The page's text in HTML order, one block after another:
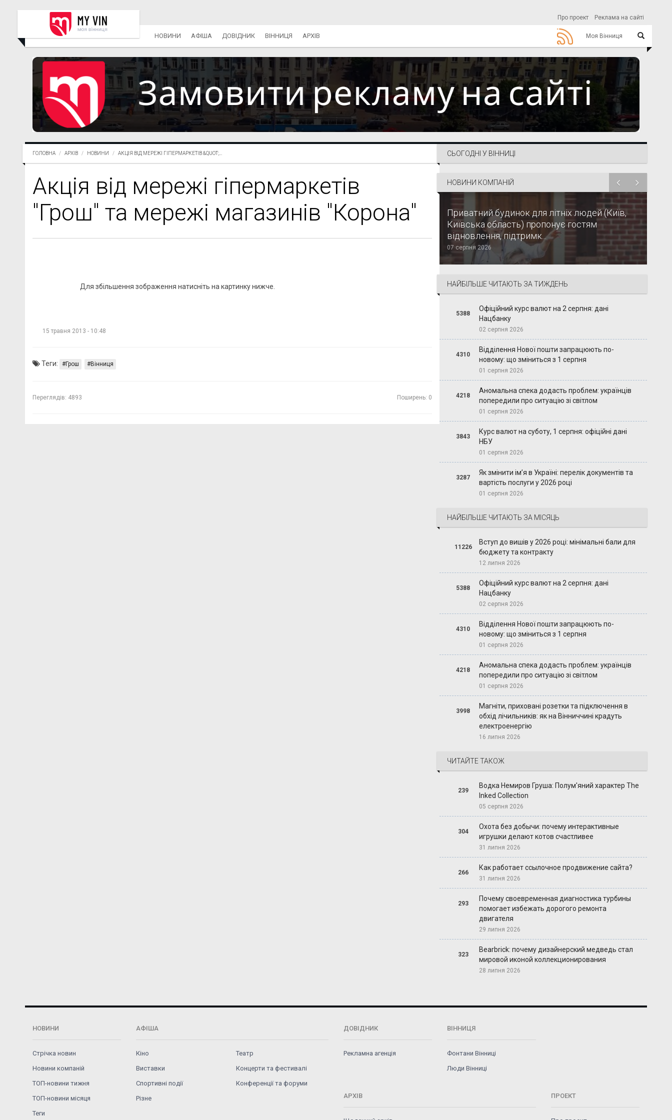
Про проект Реклама на сайті
Моя Вінниця
НОВИНИ АФІША ДОВІДНИК ВІННИЦЯ АРХІВ
ГОЛОВНА АРХІВ НОВИНИ АКЦІЯ ВІД МЕРЕЖІ ГІПЕРМАРКЕТІВ &QUOT;...
Акція від мережі гіпермаркетів
"Грош" та мережі магазинів "Корона"
Для збільшення зображення натисніть на картинку нижче.
15 травня 2013 - 10:48
Теги: Грош Вінниця
Переглядів: 4893 Поширень: 0
СЬОГОДНІ У ВІННИЦІ
НОВИНИ КОМПАНІЙ
Приватний будинок для літніх людей (Київ,
Київська область) пропонує гостям
відновлення, підтримк...
07 серпня 2026
НАЙБІЛЬШЕ ЧИТАЮТЬ ЗА ТИЖДЕНЬ
5388
Офіційний курс валют на 2 серпня: дані
Нацбанку
02 серпня 2026
4310
Відділення Нової пошти запрацюють по-
новому: що зміниться з 1 серпня
01 серпня 2026
4218
Аномальна спека додасть проблем: українців
попередили про ситуацію зі світлом
01 серпня 2026
3843
Курс валют на суботу, 1 серпня: офіційні дані
НБУ
01 серпня 2026
3287
Як змінити ім’я в Україні: перелік документів та
вартість послуги у 2026 році
01 серпня 2026
НАЙБІЛЬШЕ ЧИТАЮТЬ ЗА МІСЯЦЬ
11226
Вступ до вишів у 2026 році: мінімальні бали для
бюджету та контракту
12 липня 2026
5388
Офіційний курс валют на 2 серпня: дані
Нацбанку
02 серпня 2026
4310
Відділення Нової пошти запрацюють по-
новому: що зміниться з 1 серпня
01 серпня 2026
4218
Аномальна спека додасть проблем: українців
попередили про ситуацію зі світлом
01 серпня 2026
3998
Магніти, приховані розетки та підключення в
обхід лічильників: як на Вінниччині крадуть
електроенергію
16 липня 2026
ЧИТАЙТЕ ТАКОЖ
239
Водка Немиров Груша: Полум'яний характер The
Inked Collection
05 серпня 2026
304
Охота без добычи: почему интерактивные
игрушки делают котов счастливее
31 липня 2026
266
Как работает ссылочное продвижение сайта?
31 липня 2026
293
Почему своевременная диагностика турбины
помогает избежать дорогого ремонта
двигателя
29 липня 2026
323
Bearbrick: почему дизайнерский медведь стал
мировой иконой коллекционирования
28 липня 2026
НОВИНИ
Стрічка новин
Новини компаній
ТОП-новини тижня
ТОП-новини місяця
Теги
АФІША
Кіно
Театр
Виставки
Концерти та фестивалі
Спортивні події
Конференції та форуми
Різне
ДОВІДНИК
Рекламна агенція
ВІННИЦЯ
Фонтани Вінниці
Люди Вінниці
АРХІВ ПРОЕКТ